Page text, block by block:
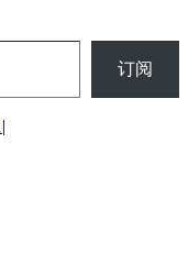
订阅
|